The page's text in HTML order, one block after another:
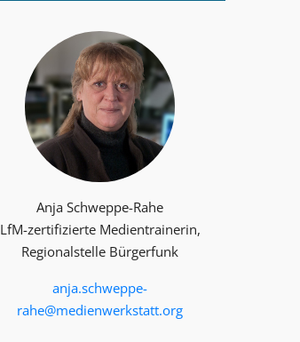
Anja Schweppe-Rahe
LfM-zertifizierte Medientrainerin,
Regionalstelle Bürgerfunk
anja.schweppe-
rahe@medienwerkstatt.org